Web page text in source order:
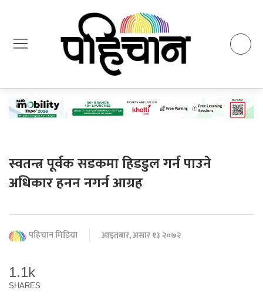
स्वतन्त्र पूर्वक सडकमा हिडडुल गर्न पाउने
अधिकार हनन नगर्न आग्रह
पहिचान मिडिया आइतबार, असार १३ २०७२
1.1k
SHARES